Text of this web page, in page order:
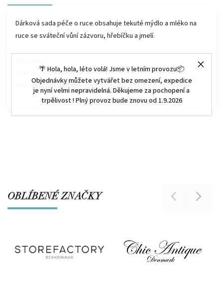
🌴 Hola, hola, léto volá! Jsme v letním provozu📦
Objednávky můžete vytvářet bez omezení, expedice
je nyní velmi nepravidelná. Děkujeme za pochopení a
trpělivost ! Plný provoz bude znovu od 1.9.2026
Dárková sada péče o ruce obsahuje tekuté mýdlo a mléko na
ruce se sváteční vůní zázvoru, hřebíčku a jmelí.
Tekuté mýdlo 300ml
Mléko na ruce 300ml
OBLÍBENÉ ZNAČKY Previous Next